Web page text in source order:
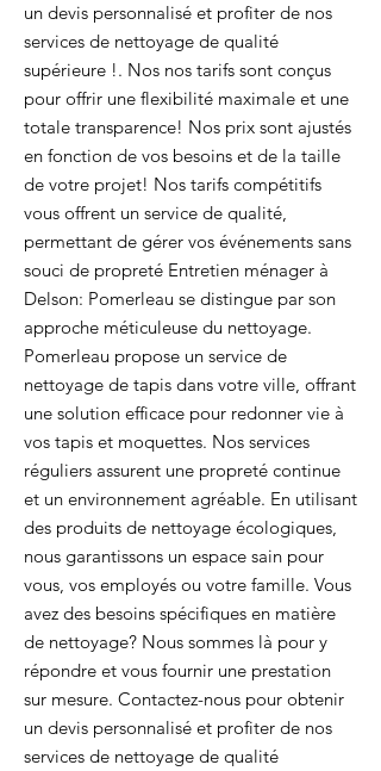
un devis personnalisé et profiter de nos
services de nettoyage de qualité
supérieure !. Nos nos tarifs sont conçus
pour offrir une flexibilité maximale et une
totale transparence! Nos prix sont ajustés
en fonction de vos besoins et de la taille
de votre projet! Nos tarifs compétitifs
vous offrent un service de qualité,
permettant de gérer vos événements sans
souci de propreté Entretien ménager à
Delson: Pomerleau se distingue par son
approche méticuleuse du nettoyage.
Pomerleau propose un service de
nettoyage de tapis dans votre ville, offrant
une solution efficace pour redonner vie à
vos tapis et moquettes. Nos services
réguliers assurent une propreté continue
et un environnement agréable. En utilisant
des produits de nettoyage écologiques,
nous garantissons un espace sain pour
vous, vos employés ou votre famille. Vous
avez des besoins spécifiques en matière
de nettoyage? Nous sommes là pour y
répondre et vous fournir une prestation
sur mesure. Contactez-nous pour obtenir
un devis personnalisé et profiter de nos
services de nettoyage de qualité